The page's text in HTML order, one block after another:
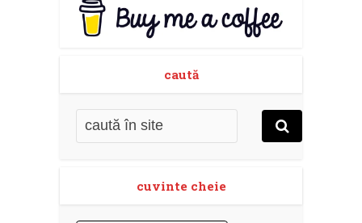
caută
cuvinte cheie